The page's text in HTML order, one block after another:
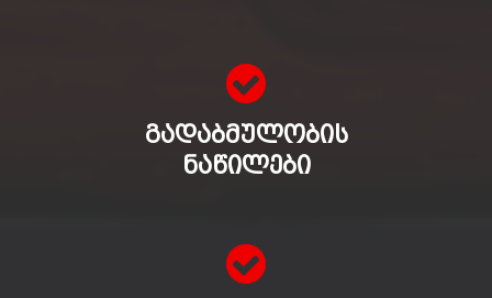
ᲒᲐᲓᲐᲑᲛᲣᲚᲝᲑᲘᲡ
ᲜᲐᲬᲘᲚᲔᲑᲘ